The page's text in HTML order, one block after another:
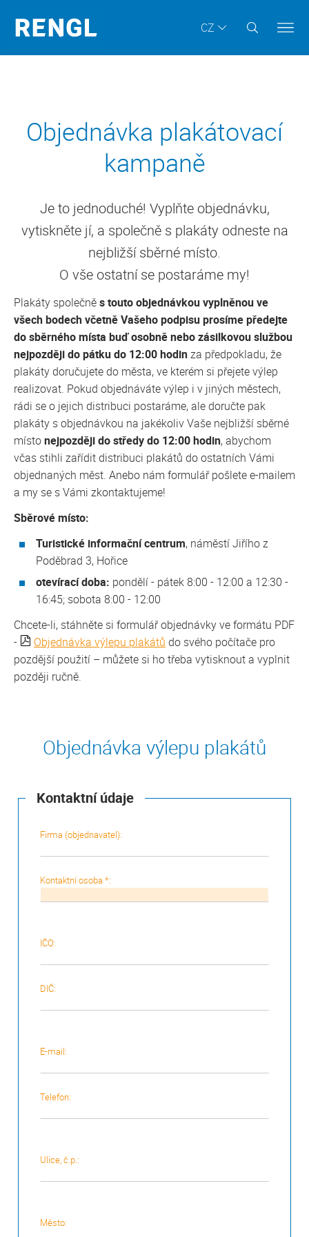
CZ
Objednávka plakátovací
kampaně
Je to jednoduché! Vyplňte objednávku,
vytiskněte jí, a společně s plakáty odneste na
nejbližší sběrné místo.
O vše ostatní se postaráme my!
Plakáty společněs touto objednávkou vyplněnou ve
všech bodech včetně Vašeho podpisu prosíme předejte
do sběrného místa buď osobně nebo zásilkovou službou
nejpozději do pátku do 12:00 hodinza předpokladu, že
plakáty doručujete do města, ve kterém si přejete výlep
realizovat. Pokud objednáváte výlep i v jiných městech,
rádi se o jejich distribuci postaráme, ale doručte pak
plakáty s objednávkou na jakékoliv Vaše nejbližší sběrné
místonejpozději do středy do 12:00 hodin, abychom
včas stihli zařídit distribuci plakátů do ostatních Vámi
objednaných měst. Anebo nám formulář pošlete e-mailem
a my se s Vámi zkontaktujeme!
Sběrové místo:
Turistické informační centrum, náměstí Jiřího z
Poděbrad 3, Hořice
otevírací doba: pondělí - pátek 8:00 - 12:00 a 12:30 -
16:45; sobota 8:00 - 12:00
Chcete-li, stáhněte si formulář objednávky ve formátu PDF
-
Objednávka výlepu plakátů do svého počítače pro
pozdější použití – můžete si ho třeba vytisknout a vyplnit
později ručně.
Objednávka výlepu plakátů
Kontaktní údaje
Firma (objednavatel):
Kontaktní osoba *:
IČO:
DIČ:
E-mail:
Telefon:
Ulice, č.p.:
Město: